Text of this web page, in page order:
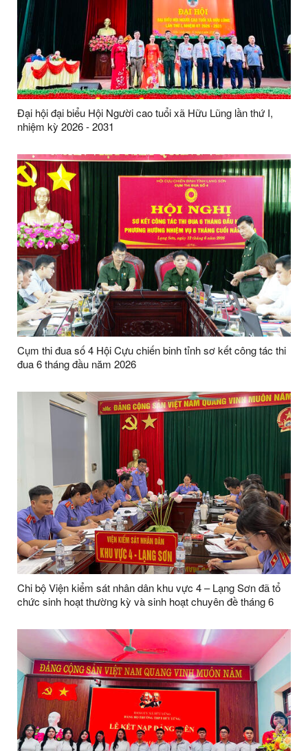
Đại hội đại biểu Hội Người cao tuổi xã Hữu Lũng lần thứ I,
nhiệm kỳ 2026 - 2031
Cụm thi đua số 4 Hội Cựu chiến binh tỉnh sơ kết công tác thi
đua 6 tháng đầu năm 2026
Chi bộ Viện kiểm sát nhân dân khu vực 4 – Lạng Sơn đã tổ
chức sinh hoạt thường kỳ và sinh hoạt chuyên đề tháng 6